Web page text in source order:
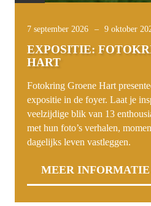
7 september 2026 – 9 oktober
EXPOSITIE:
HART
Fotokring Groene Hart
expositie in de foyer. Laat je
veelzijdige blik van 13
met hun foto’s verhalen,
dagelijks leven vastleggen.
MEER INFORMATIE